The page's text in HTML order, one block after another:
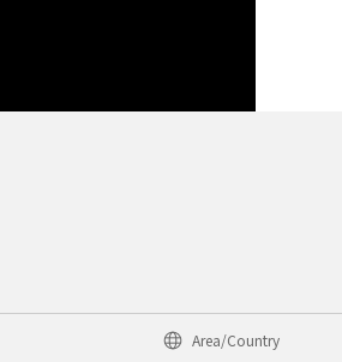
Area/Country